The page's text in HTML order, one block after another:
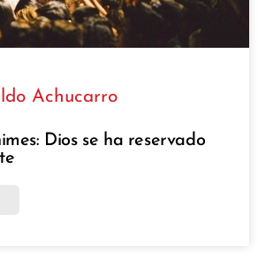
Achucarro
Dios se ha reservado